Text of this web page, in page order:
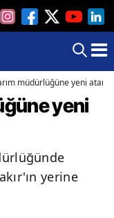
müdürlüğüne yeni atama
yeni
yerine